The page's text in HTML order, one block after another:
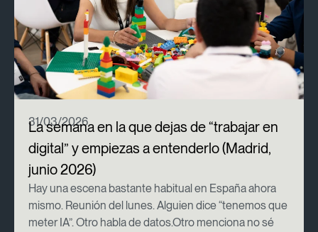
31/03/2026
La semana en la que dejas de “trabajar en
digital” y empiezas a entenderlo (Madrid,
junio 2026)
Hay una escena bastante habitual en España ahora
mismo. Reunión del lunes. Alguien dice “tenemos que
meter IA”. Otro habla de datos.Otro menciona no sé